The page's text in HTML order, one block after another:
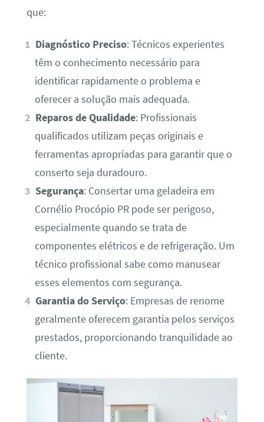
que:
Diagnóstico Preciso: Técnicos experientes
têm o conhecimento necessário para
identificar rapidamente o problema e
oferecer a solução mais adequada.
Reparos de Qualidade: Profissionais
qualificados utilizam peças originais e
ferramentas apropriadas para garantir que o
conserto seja duradouro.
Segurança: Consertar uma geladeira em
Cornélio Procópio PR pode ser perigoso,
especialmente quando se trata de
componentes elétricos e de refrigeração. Um
técnico profissional sabe como manusear
esses elementos com segurança.
Garantia do Serviço: Empresas de renome
geralmente oferecem garantia pelos serviços
prestados, proporcionando tranquilidade ao
cliente.